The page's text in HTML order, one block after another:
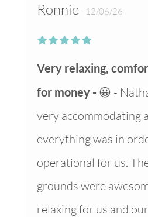
Ronnie 12/06/26
Very relaxing,
for money
😀 -
very accommodating
everything was in
operational for us.
grounds were
relaxing for us and